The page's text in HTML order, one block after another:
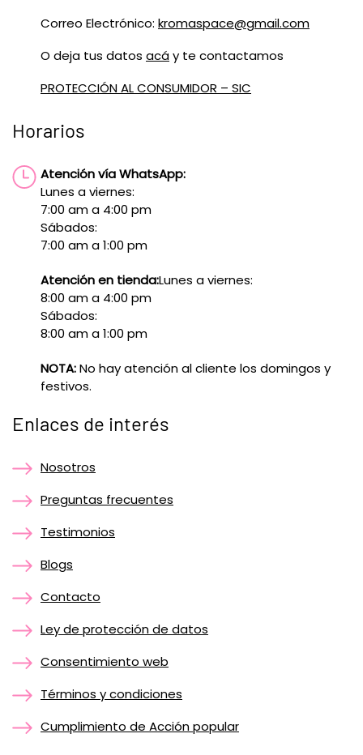
Correo Electrónico: kromaspace@gmail.com
O deja tus datos acáy te contactamos
PROTECCIÓN AL CONSUMIDOR – SIC
Horarios
Atención vía WhatsApp:
Lunes a viernes:
7:00 am a 4:00 pm
Sábados:
7:00 am a 1:00 pm
Atención en tienda:Lunes a viernes:
8:00 am a 4:00 pm
Sábados:
8:00 am a 1:00 pm
NOTA:No hay atención al cliente los domingos y
festivos.
Enlaces de interés
Nosotros
Preguntas frecuentes
Testimonios
Blogs
Contacto
Ley de protección de datos
Consentimiento web
Términos y condiciones
Cumplimiento de Acción popular